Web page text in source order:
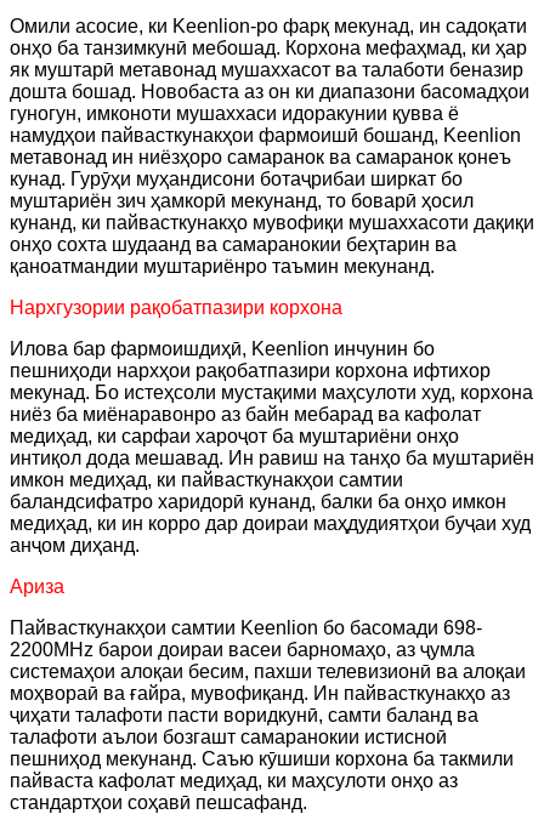
Омили асосие, ки Keenlion-ро фарқ мекунад, ин садоқати
онҳо ба танзимкунӣ мебошад. Корхона мефаҳмад, ки ҳар
як муштарӣ метавонад мушаххасот ва талаботи беназир
дошта бошад. Новобаста аз он ки диапазони басомадҳои
гуногун, имконоти мушаххаси идоракунии қувва ё
намудҳои пайвасткунакҳои фармоишӣ бошанд, Keenlion
метавонад ин ниёзҳоро самаранок ва самаранок қонеъ
кунад. Гурӯҳи муҳандисони ботаҷрибаи ширкат бо
муштариён зич ҳамкорӣ мекунанд, то боварӣ ҳосил
кунанд, ки пайвасткунакҳо мувофиқи мушаххасоти дақиқи
онҳо сохта шудаанд ва самаранокии беҳтарин ва
қаноатмандии муштариёнро таъмин мекунанд.
Нархгузории рақобатпазири корхона
Илова бар фармоишдиҳӣ, Keenlion инчунин бо
пешниҳоди нархҳои рақобатпазири корхона ифтихор
мекунад. Бо истеҳсоли мустақими маҳсулоти худ, корхона
ниёз ба миёнаравонро аз байн мебарад ва кафолат
медиҳад, ки сарфаи хароҷот ба муштариёни онҳо
интиқол дода мешавад. Ин равиш на танҳо ба муштариён
имкон медиҳад, ки пайвасткунакҳои самтии
баландсифатро харидорӣ кунанд, балки ба онҳо имкон
медиҳад, ки ин корро дар доираи маҳдудиятҳои буҷаи худ
анҷом диҳанд.
Ариза
Пайвасткунакҳои самтии Keenlion бо басомади 698-
2200MHz барои доираи васеи барномаҳо, аз ҷумла
системаҳои алоқаи бесим, пахши телевизионӣ ва алоқаи
моҳвораӣ ва ғайра, мувофиқанд. Ин пайвасткунакҳо аз
ҷиҳати талафоти пасти воридкунӣ, самти баланд ва
талафоти аълои бозгашт самаранокии истисноӣ
пешниҳод мекунанд. Саъю кӯшиши корхона ба такмили
пайваста кафолат медиҳад, ки маҳсулоти онҳо аз
стандартҳои соҳавӣ пешсафанд.